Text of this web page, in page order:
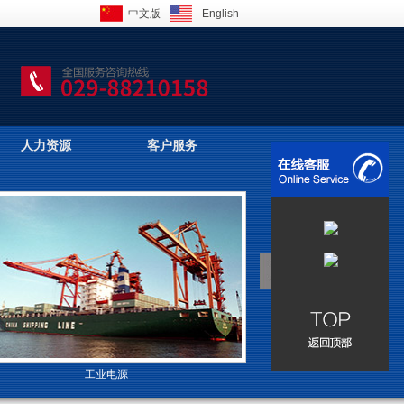
中文版 English
人力资源 客户服务
工业电源 高